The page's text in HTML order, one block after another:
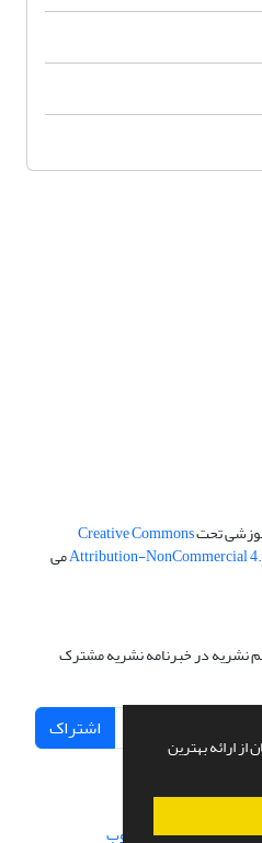
ارائه بهترین
تحتCreative Commons
Attribution-NonCommercialمی
نشریه در خبرنامه نشریه مشترک
اشتراک
و پیاده سازی از سیناوب